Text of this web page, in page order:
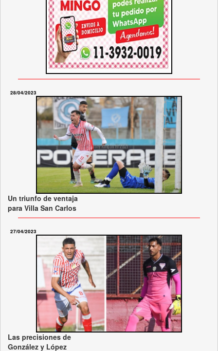
28/04/2023
Un triunfo de ventaja
para Villa San Carlos
27/04/2023
Las precisiones de
González y López